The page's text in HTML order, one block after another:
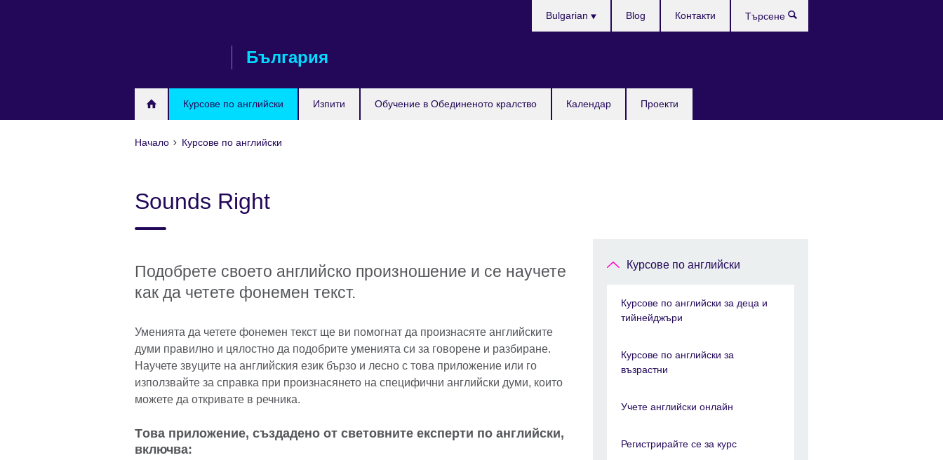
България
Курсове по английски Изпити Обучение в Обединеното кралство Календар Проекти
Bulgarian Blog Контакти
Начало Курсове по английски
Sounds Right
Подобрете своето английско произношение и се научете
как да четете фонемен текст.
Уменията да четете фонемен текст ще ви помогнат да произнасяте английските
думи правилно и цялостно да подобрите уменията си за говорене и разбиране.
Научете звуците на английския език бързо и лесно с това приложение или го
използвайте за справка при произнасянето на специфични английски думи, които
можете да откривате в речника.
Tова приложение, създадено от световните експерти по английски,
включва:
Курсове по английски
Курсове по английски за деца и
тийнейджъри
Курсове по английски за
възрастни
Учете английски онлайн
Регистрирайте се за курс